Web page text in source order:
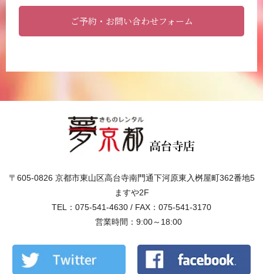
ご予約・お問い合わせフォーム
〒605-0826 京都市東山区高台寺南門通下河原東入桝屋町362番地5
ますや2F
TEL：075-541-4630 / FAX：075-541-3170
営業時間：9:00～18:00